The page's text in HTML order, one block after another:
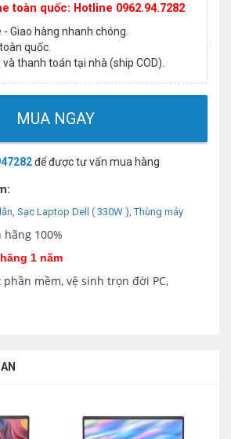
toàn quốc: Hotline 0962.94.7282
- Giao hàng nhanh chóng.
quốc.
và thanh toán tại nhà (ship COD).
MUA NGAY
để được tư vấn mua hàng
Sạc Laptop Dell ( 330W ), Thùng máy
100%
1 năm
mềm, vệ sinh trọn đời PC,